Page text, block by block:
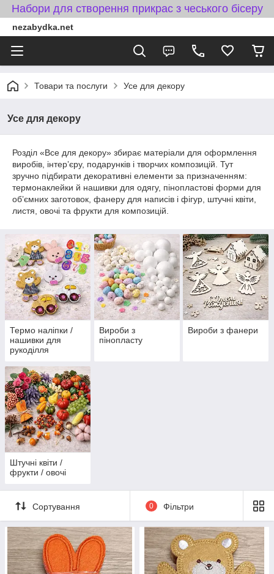
Набори для створення прикрас з чеського бісеру
nezabydka.net
Товари та послуги Усе для декору
Усе для декору
Розділ «Все для декору» збирає матеріали для оформлення
виробів, інтерʼєру, подарунків і творчих композицій. Тут
зручно підбирати декоративні елементи за призначенням:
термонаклейки й нашивки для одягу, пінопластові форми для
обʼємних заготовок, фанеру для написів і фігур, штучні квіти,
листя, овочі та фрукти для композицій.
Термо наліпки /
нашивки для
рукоділля
Вироби з
пінопласту
Вироби з фанери
Штучні квіти /
фрукти / овочі
Сортування 0 Фільтри